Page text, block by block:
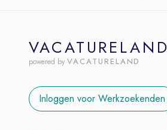
VACATURELAND
powered by VACATURELAND
Inloggen voor Werkzoekenden